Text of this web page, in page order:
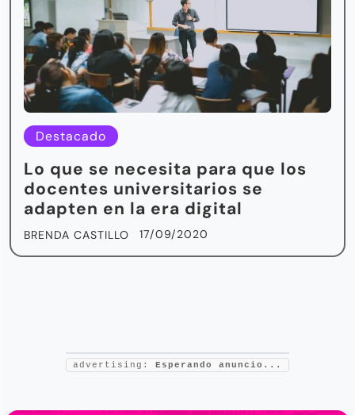
Destacado
Lo que se necesita para que los
docentes universitarios se
adapten en la era digital
BRENDA CASTILLO 17/09/2020
advertising: Esperando anuncio...